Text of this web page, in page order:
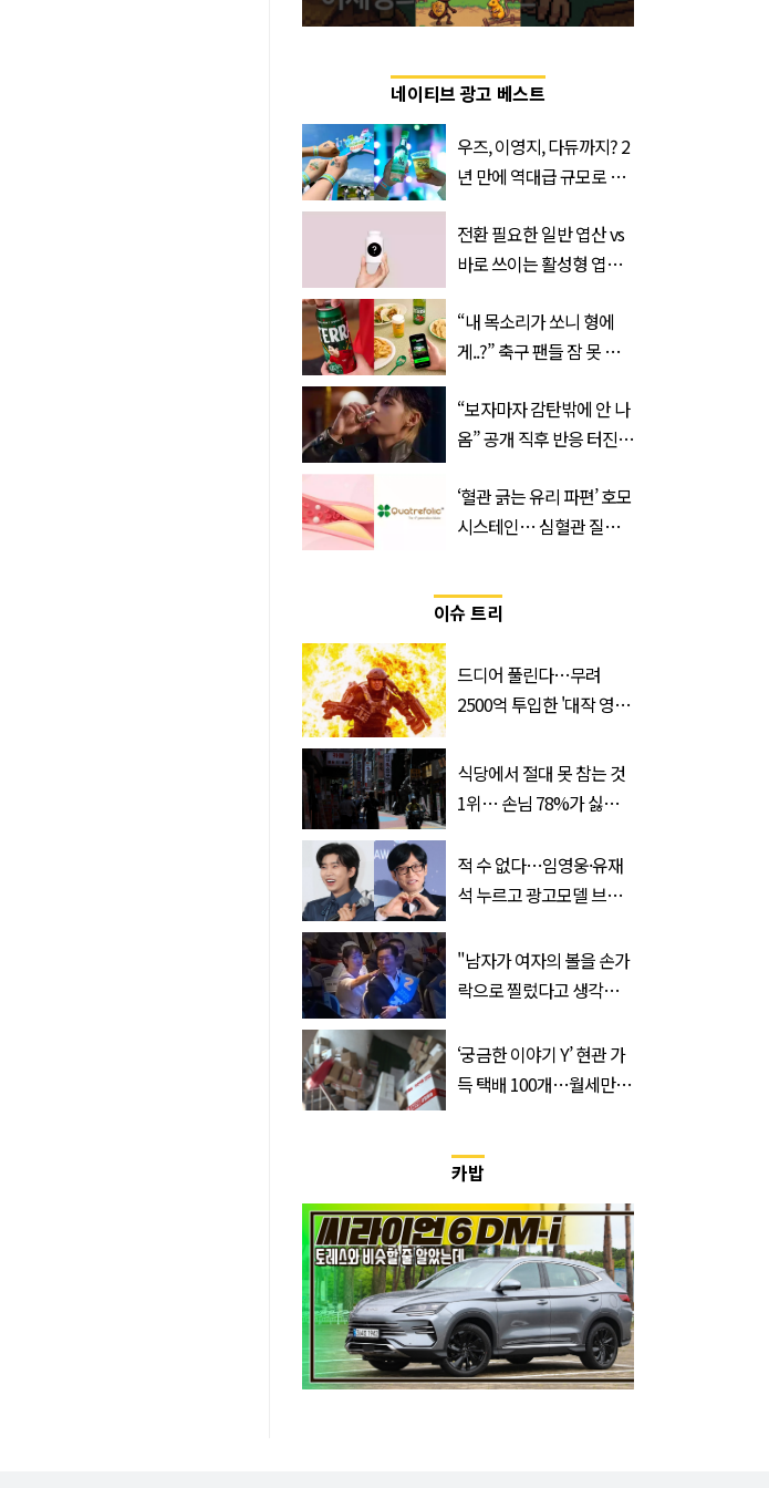
네이티브 광고 베스트
우즈, 이영지, 다듀까지? 2
년 만에 역대급 규모로 돌
벌’
전환 필요한 일반 엽산 vs
바로 쓰이는 활성형 엽
‘Quatrefolic®’ 주목
“내 목소리가 쏘니 형에
게..?” 축구 팬들 잠 못 들
트
“보자마자 감탄밖에 안 나
옴” 공개 직후 반응 터진
‘혈관 긁는 유리 파편’ 호모
시스테인… 심혈관 질환
이슈 트리
드디어 풀린다…무려
2500억 투입한 '대작 영
식당에서 절대 못 참는 것
1위… 손님 78%가 싫어한
적 수 없다…임영웅·유재
석 누르고 광고모델 브랜
인'
"남자가 여자의 볼을 손가
락으로 찔렀다고 생각해보
‘궁금한 이야기 Y’ 현관 가
득 택배 100개…월세만 꼬
카밥